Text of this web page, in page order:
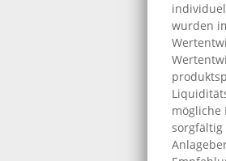
wurden
mögliche